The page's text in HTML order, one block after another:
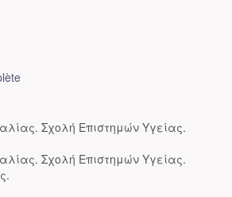
Σχολή Επιστημών Υγείας.
Σχολή Επιστημών Υγείας.